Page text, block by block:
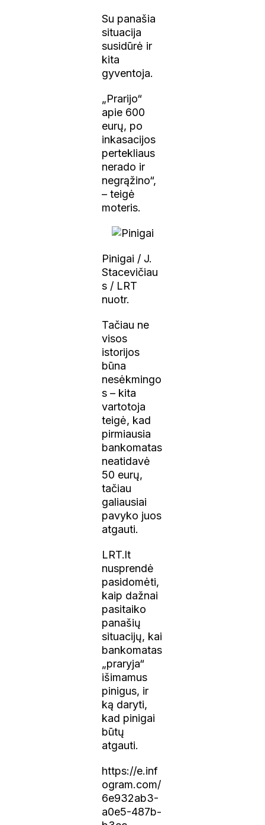
Su panašia
situacija
susidūrė ir
kita
gyventoja.
„Prarijo“
apie 600
eurų, po
inkasacijos
pertekliaus
nerado ir
negrąžino“,
– teigė
moteris.
Pinigai / J.
Stacevičiau
s / LRT
nuotr.
Tačiau ne
visos
istorijos
būna
nesėkmingo
s – kita
vartotoja
teigė, kad
pirmiausia
bankomatas
neatidavė
50 eurų,
tačiau
galiausiai
pavyko juos
atgauti.
LRT.lt
nusprendė
pasidomėti,
kaip dažnai
pasitaiko
panašių
situacijų, kai
bankomatas
„praryja“
išimamus
pinigus, ir
ką daryti,
kad pinigai
būtų
atgauti.
https://e.inf
ogram.com/
6e932ab3-
a0e5-487b-